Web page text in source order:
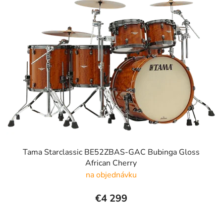
t
Tama Starclassic BE52ZBAS-GAC Bubinga Gloss
African Cherry
na objednávku
€4 299